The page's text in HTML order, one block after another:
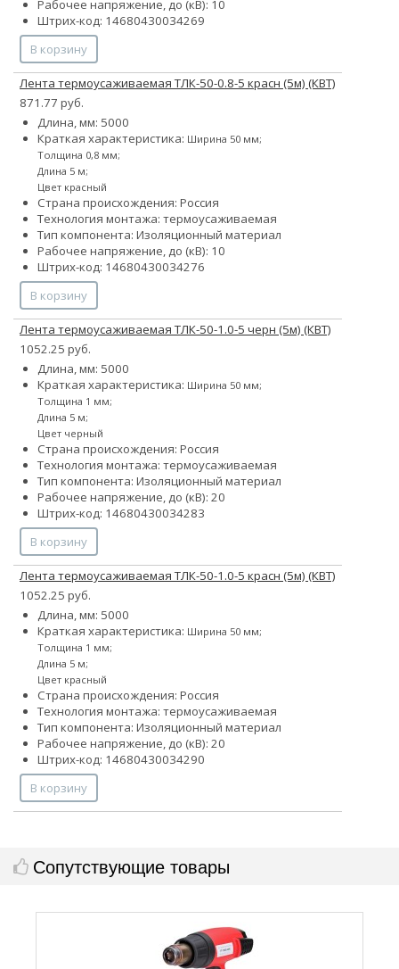
Рабочее напряжение, до (кВ): 10
Штрих-код: 14680430034269
В корзину
Лента термоусаживаемая ТЛК-50-0.8-5 красн (5м) (КВТ)
871.77 руб.
Длина, мм: 5000
Краткая характеристика: Ширина 50 мм;
Толщина 0,8 мм;
Длина 5 м;
Цвет красный
Страна происхождения: Россия
Технология монтажа: термоусаживаемая
Тип компонента: Изоляционный материал
Рабочее напряжение, до (кВ): 10
Штрих-код: 14680430034276
В корзину
Лента термоусаживаемая ТЛК-50-1.0-5 черн (5м) (КВТ)
1052.25 руб.
Длина, мм: 5000
Краткая характеристика: Ширина 50 мм;
Толщина 1 мм;
Длина 5 м;
Цвет черный
Страна происхождения: Россия
Технология монтажа: термоусаживаемая
Тип компонента: Изоляционный материал
Рабочее напряжение, до (кВ): 20
Штрих-код: 14680430034283
В корзину
Лента термоусаживаемая ТЛК-50-1.0-5 красн (5м) (КВТ)
1052.25 руб.
Длина, мм: 5000
Краткая характеристика: Ширина 50 мм;
Толщина 1 мм;
Длина 5 м;
Цвет красный
Страна происхождения: Россия
Технология монтажа: термоусаживаемая
Тип компонента: Изоляционный материал
Рабочее напряжение, до (кВ): 20
Штрих-код: 14680430034290
В корзину
Сопутствующие товары